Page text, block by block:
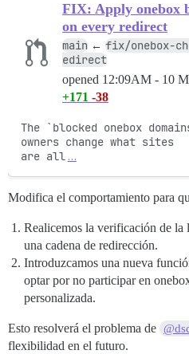
FIX: Apply onebox
on every redirect
main ← fix/onebox-
edirect
opened 12:09AM - 10
+171 -38
The `blocked onebox
owners change what sites
are all …
Modifica el comportamiento para
Realicemos la verificación de la
una cadena de redirección.
Introduzcamos una nueva
optar por no participar en
personalizada.
Esto resolverá el problema de
flexibilidad en el futuro.